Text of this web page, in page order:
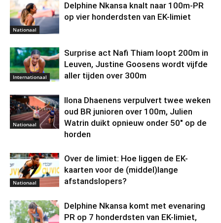
Nationaal
Delphine Nkansa knalt naar 100m-PR
op vier honderdsten van EK-limiet
Internationaal
Surprise act Nafi Thiam loopt 200m in
Leuven, Justine Goosens wordt vijfde
aller tijden over 300m
Nationaal
Ilona Dhaenens verpulvert twee weken
oud BR junioren over 100m, Julien
Watrin duikt opnieuw onder 50″ op de
horden
Nationaal
Over de limiet: Hoe liggen de EK-
kaarten voor de (middel)lange
afstandslopers?
Delphine Nkansa komt met evenaring
PR op 7 honderdsten van EK-limiet,